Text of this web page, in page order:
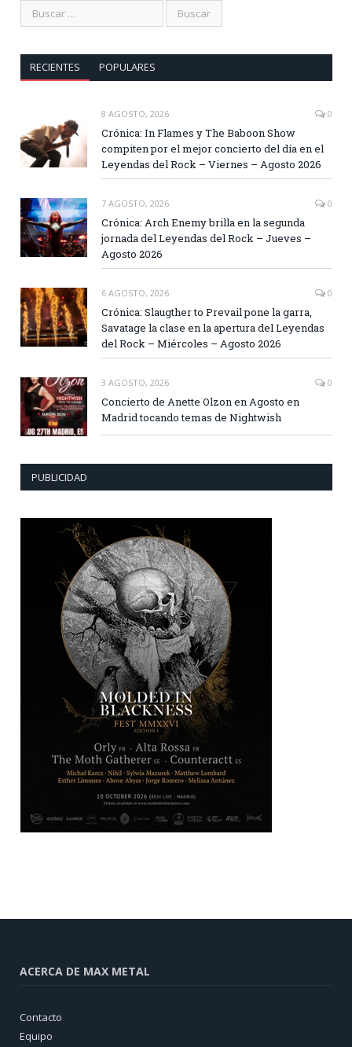
RECIENTES POPULARES
8 AGOSTO, 2026 0
Crónica: In Flames y The Baboon Show
compiten por el mejor concierto del día en el
Leyendas del Rock – Viernes – Agosto 2026
7 AGOSTO, 2026 0
Crónica: Arch Enemy brilla en la segunda
jornada del Leyendas del Rock – Jueves –
Agosto 2026
6 AGOSTO, 2026 0
Crónica: Slaugther to Prevail pone la garra,
Savatage la clase en la apertura del Leyendas
del Rock – Miércoles – Agosto 2026
3 AGOSTO, 2026 0
Concierto de Anette Olzon en Agosto en
Madrid tocando temas de Nightwish
PUBLICIDAD
ACERCA DE MAX METAL
Contacto
Equipo